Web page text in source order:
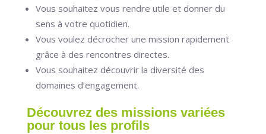
Vous souhaitez vous rendre utile et donner du
sens à votre quotidien.
Vous voulez décrocher une mission rapidement
grâce à des rencontres directes.
Vous souhaitez découvrir la diversité des
domaines d’engagement.
Découvrez des missions variées
pour tous les profils